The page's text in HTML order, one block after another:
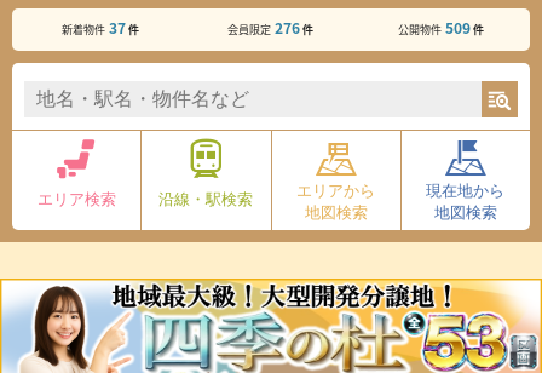
新着物件 37件 会員限定 276件 公開物件 509件
エリア検索 沿線・駅検索
エリアから
地図検索
現在地から
地図検索